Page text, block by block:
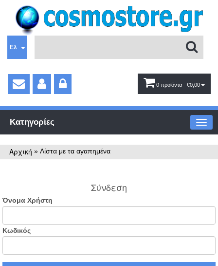
Ελ
0 προϊόντα - €0,00
Κατηγορίες
Αρχική » Λίστα με τα αγαπημένα
Σύνδεση
Όνομα Χρήστη
Κωδικός